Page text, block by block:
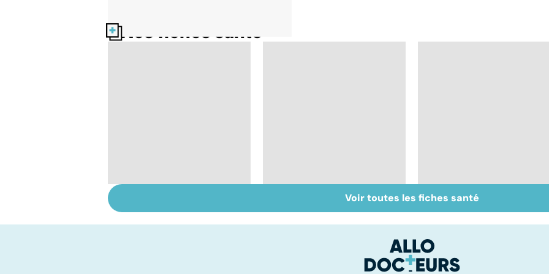
Nos fiches santé
organes descendent
L'andropause, la
ménopause des
Incontinence urinaire
: les hommes aussi
Voir toutes les fiches santé